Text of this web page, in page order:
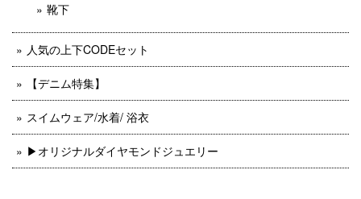
靴下
人気の上下CODEセット
【デニム特集】
スイムウェア/水着/ 浴衣
▶︎オリジナルダイヤモンドジュエリー